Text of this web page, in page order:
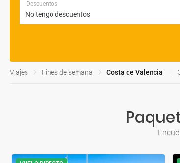
Descuentos
Viajes Fines de semana Costa de Valencia